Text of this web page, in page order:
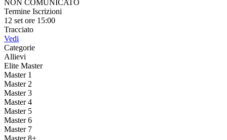
NON COMUNICATO
Termine Iscrizioni
12 set ore 15:00
Tracciato
Vedi
Categorie
Allievi
Elite Master
Master 1
Master 2
Master 3
Master 4
Master 5
Master 6
Master 7
Master 8+